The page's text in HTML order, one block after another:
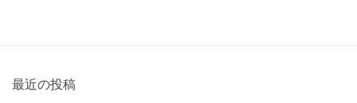
最近の投稿